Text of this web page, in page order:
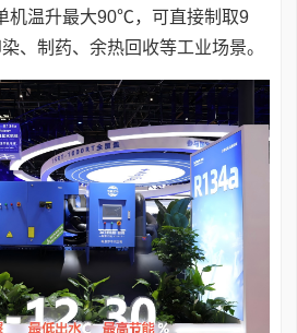
机温升最大90℃，可直接制取9
、制药、余热回收等工业场景。